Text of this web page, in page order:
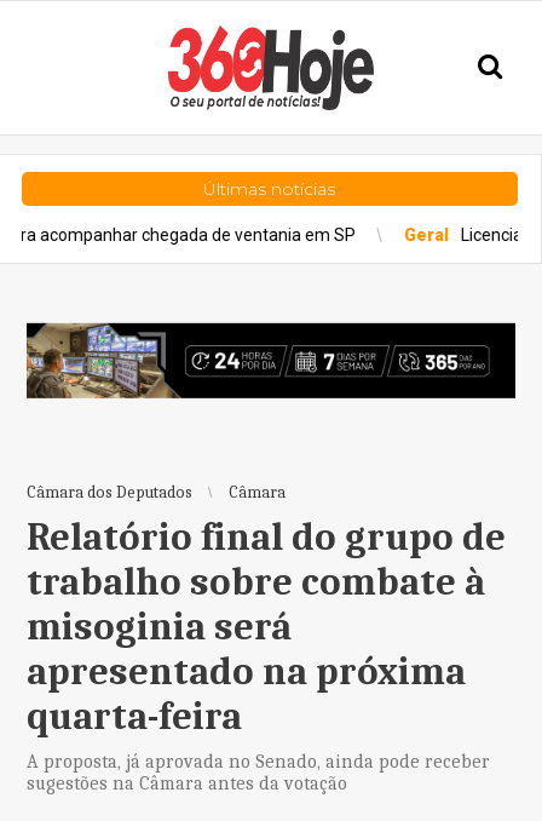
Últimas notícias
chegada de ventania em SP Geral Licenciamento é
Câmara dos Deputados Câmara
Relatório final do grupo de
trabalho sobre combate à
misoginia será
apresentado na próxima
quarta-feira
A proposta, já aprovada no Senado, ainda pode receber
sugestões na Câmara antes da votação